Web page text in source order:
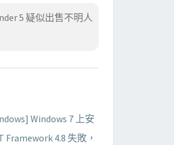
5 疑似出售不明人
Windows 7 上安
Framework 4.8 失敗，